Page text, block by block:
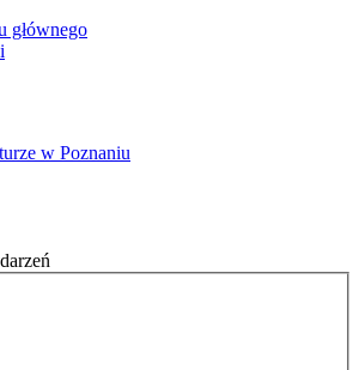
głównego
w Poznaniu